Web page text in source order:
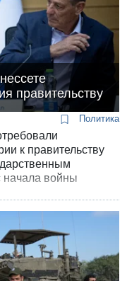
правительству
Политика
к правительству
начала войны
оппозиции,
Нетанияху,